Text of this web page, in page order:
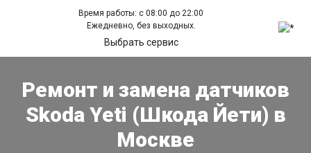
Время работы: с 08:00 до 22:00
Ежедневно, без выходных.
Выбрать сервис
Ремонт и замена датчиков
Skoda Yeti (Шкода Йети) в
Москве